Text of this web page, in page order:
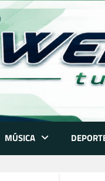
MÚSICA